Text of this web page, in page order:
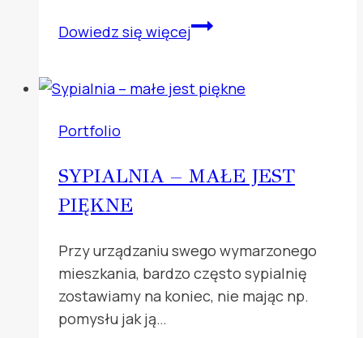
Dowiedz się więcejSALON
KUCHNIĄ
Portfolio
SYPIALNIA – MAŁE JEST
PIĘKNE
Przy urządzaniu swego wymarzonego
mieszkania, bardzo często sypialnię
zostawiamy na koniec, nie mając np.
pomysłu jak ją…